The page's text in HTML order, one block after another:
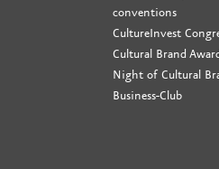
conventions
CultureInvest
Cultural Brand
Night of Cultural
Business-Club